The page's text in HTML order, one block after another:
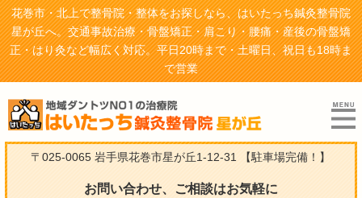
花巻市・北上で整骨院・整体をお探しなら、はいたっち鍼灸整骨院
星が丘へ。交通事故治療・骨盤矯正・肩こり・腰痛・産後の骨盤矯
正・はり灸など幅広く対応。平日20時まで・土曜日、祝日も18時ま
で営業
〒025-0065 岩手県花巻市星が丘1-12-31 【駐車場完備！】
お問い合わせ、ご相談はお気軽に